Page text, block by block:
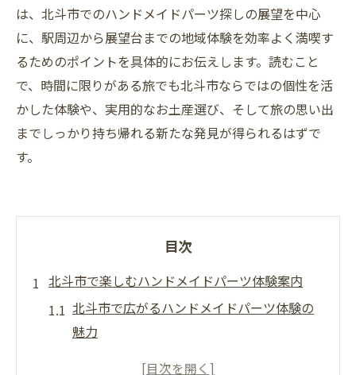
は、北斗市でのハンドメイドパーツ探しの展望を中心
に、駅周辺から展望台までの地域体験を効率よく満喫す
るためのポイントを具体的にお伝えします。読むこと
で、時間に限りがある旅でも北斗市ならではの個性を活
かした体験や、実用的なお土産選び、そして旅の思い出
までしっかり持ち帰れる新たな発見が得られるはずで
す。
目次
北斗市で楽しむハンドメイドパーツ体験案内
北斗市で広がるハンドメイドパーツ体験の
魅力
地域文化とハンドメイドパーツの出会い方